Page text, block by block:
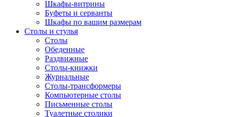
Шкафы-витрины
Буфеты и серванты
Шкафы по вашим размерам
Столы и стулья
Столы
Обеденные
Раздвижные
Столы-книжки
Журнальные
Столы-трансформеры
Компьютерные столы
Письменные столы
Туалетные столики